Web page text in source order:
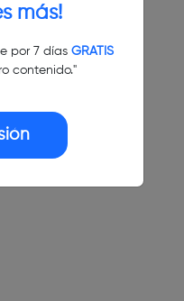
más!
por 7 días GRATIS
contenido."